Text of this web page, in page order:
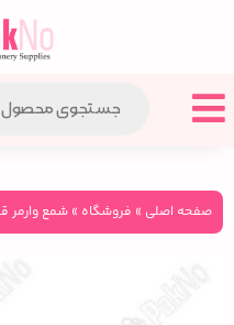
صفحه اصلی » فروشگاه » شمع وارمر